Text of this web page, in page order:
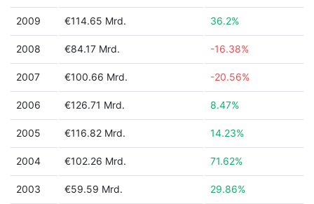
2009 €114.65 Mrd. 36.2%
2008 €84.17 Mrd. -16.38%
2007 €100.66 Mrd. -20.56%
2006 €126.71 Mrd. 8.47%
2005 €116.82 Mrd. 14.23%
2004 €102.26 Mrd. 71.62%
2003 €59.59 Mrd. 29.86%